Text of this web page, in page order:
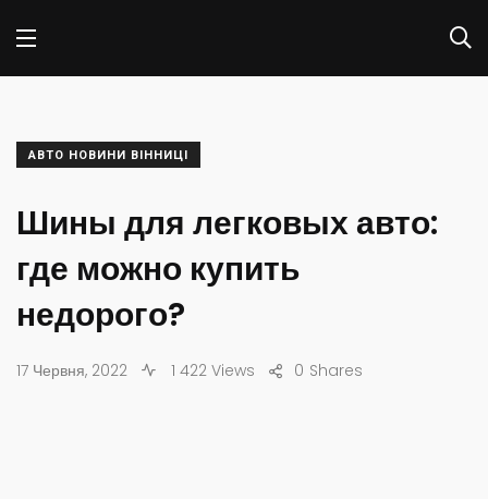
АВТО НОВИНИ ВІННИЦІ
Шины для легковых авто:
где можно купить
недорого?
17 Червня, 2022 1 422 Views Shares
0